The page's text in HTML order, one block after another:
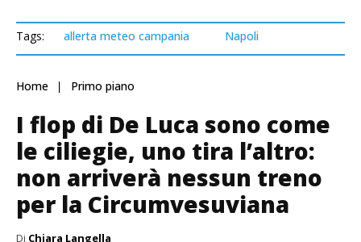
Tags: allerta meteo campania Napoli
Home Primo piano
I flop di De Luca sono come
le ciliegie, uno tira l’altro:
non arriverà nessun treno
per la Circumvesuviana
Di Chiara Langella